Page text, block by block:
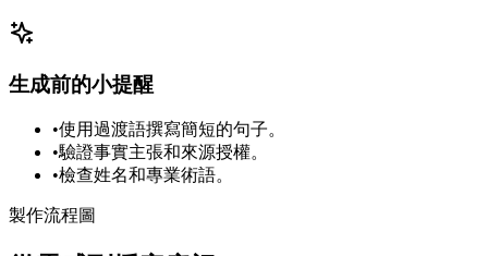
生成前的小提醒
•使用過渡語撰寫簡短的句子。
•驗證事實主張和來源授權。
•檢查姓名和專業術語。
製作流程圖